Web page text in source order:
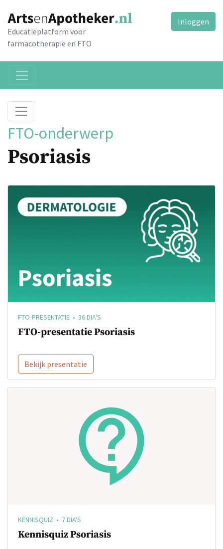
Educatieplatform voor
farmacotherapie en FTO
Inloggen
FTO-onderwerp
Psoriasis
FTO-PRESENTATIE • 36 DIA'S
FTO-presentatie Psoriasis
Bekijk presentatie
KENNISQUIZ • 7 DIA'S
Kennisquiz Psoriasis